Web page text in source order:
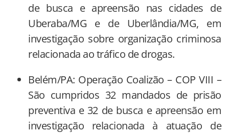
de busca e apreensão nas cidades de
Uberaba/MG e de Uberlândia/MG, em
investigação sobre organização criminosa
relacionada ao tráfico de drogas.
Belém/PA: Operação Coalizão – COP VIII –
São cumpridos 32 mandados de prisão
preventiva e 32 de busca e apreensão em
investigação relacionada à atuação de